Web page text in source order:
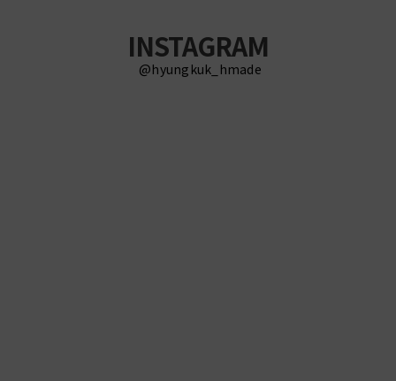
INSTAGRAM
@hyungkuk_hmade